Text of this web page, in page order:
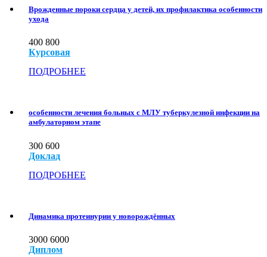
Врожденные пороки сердца у детей, их профилактика особенности
ухода
400 800
Курсовая
ПОДРОБНЕЕ
особенности лечения больных с МЛУ туберкулезной инфекции на
амбулаторном этапе
300 600
Доклад
ПОДРОБНЕЕ
Динамика протеинурии у новорождённых
3000 6000
Диплом